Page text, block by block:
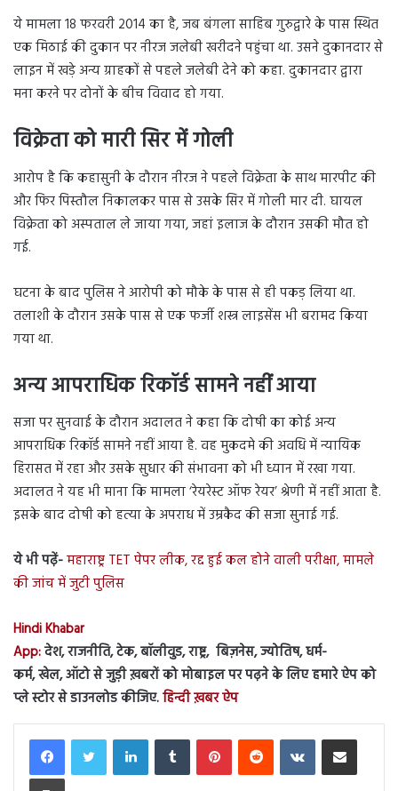
ये मामला 18 फरवरी 2014 का है, जब बंगला साहिब गुरुद्वारे के पास स्थित
एक मिठाई की दुकान पर नीरज जलेबी खरीदने पहुंचा था. उसने दुकानदार से
लाइन में खड़े अन्य ग्राहकों से पहले जलेबी देने को कहा. दुकानदार द्वारा
मना करने पर दोनों के बीच विवाद हो गया.
विक्रेता को मारी सिर में गोली
आरोप है कि कहासुनी के दौरान नीरज ने पहले विक्रेता के साथ मारपीट की
और फिर पिस्तौल निकालकर पास से उसके सिर में गोली मार दी. घायल
विक्रेता को अस्पताल ले जाया गया, जहां इलाज के दौरान उसकी मौत हो
गई.
घटना के बाद पुलिस ने आरोपी को मौके के पास से ही पकड़ लिया था.
तलाशी के दौरान उसके पास से एक फर्जी शस्त्र लाइसेंस भी बरामद किया
गया था.
अन्य आपराधिक रिकॉर्ड सामने नहीं आया
सजा पर सुनवाई के दौरान अदालत ने कहा कि दोषी का कोई अन्य
आपराधिक रिकॉर्ड सामने नहीं आया है. वह मुकदमे की अवधि में न्यायिक
हिरासत में रहा और उसके सुधार की संभावना को भी ध्यान में रखा गया.
अदालत ने यह भी माना कि मामला ‘रेयरेस्ट ऑफ रेयर’ श्रेणी में नहीं आता है.
इसके बाद दोषी को हत्या के अपराध में उम्रकैद की सजा सुनाई गई.
ये भी पढ़ें-महाराष्ट्र TET पेपर लीक, रद्द हुई कल होने वाली परीक्षा, मामले
की जांच में जुटी पुलिस
Hindi Khabar
App:देश, राजनीति, टेक, बॉलीवुड, राष्ट्र, बिज़नेस, ज्योतिष, धर्म-
कर्म, खेल, ऑटो से जुड़ी ख़बरों को मोबाइल पर पढ़ने के लिए हमारे ऐप को
प्ले स्टोर से डाउनलोड कीजिए.हिन्दी ख़बर ऐप
LinkedInTumblr PinterestReddit VKontakteShare via Email
Print